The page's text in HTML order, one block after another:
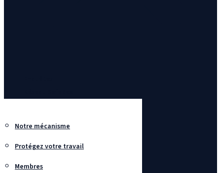
Notre mécanisme
Protégez votre travail
Membres